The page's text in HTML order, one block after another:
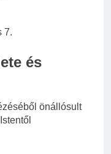
7.
és
önállósult